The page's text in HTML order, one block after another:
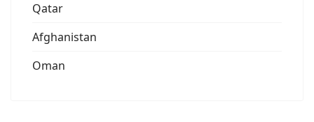
Qatar
Afghanistan
Oman